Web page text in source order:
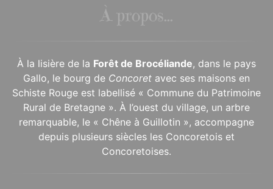
À propos...
À la lisière de la Forêt de Brocéliande, dans le pays
Gallo, le bourg de Concoret avec ses maisons en
Schiste Rouge est labellisé « Commune du Patrimoine
Rural de Bretagne ». À l’ouest du village, un arbre
remarquable, le « Chêne à Guillotin », accompagne
depuis plusieurs siècles les Concoretois et
Concoretoises.